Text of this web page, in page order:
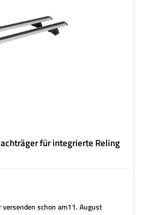
für integrierte Reling
versenden schon am11. August